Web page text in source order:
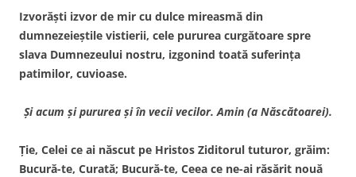
Izvorăşti izvor de mir cu dulce mireasmă din
dumnezeieştile vistierii, cele pururea curgătoare spre
slava Dumnezeului nostru, izgonind toată suferinţa
patimilor, cuvioase.
Şi acum şi pururea şi în vecii vecilor. Amin (a Născătoarei).
Ţie, Celei ce ai născut pe Hristos Ziditorul tuturor, grăim:
Bucură-te, Curată; Bucură-te, Ceea ce ne-ai răsărit nouă